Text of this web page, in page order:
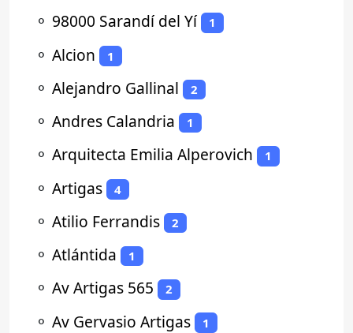
⚬ 98000 Sarandí del Yí 1
⚬ Alcion 1
⚬ Alejandro Gallinal 2
⚬ Andres Calandria 1
⚬ Arquitecta Emilia Alperovich 1
⚬ Artigas 4
⚬ Atilio Ferrandis 2
⚬ Atlántida 1
⚬ Av Artigas 565 2
⚬ Av Gervasio Artigas 1